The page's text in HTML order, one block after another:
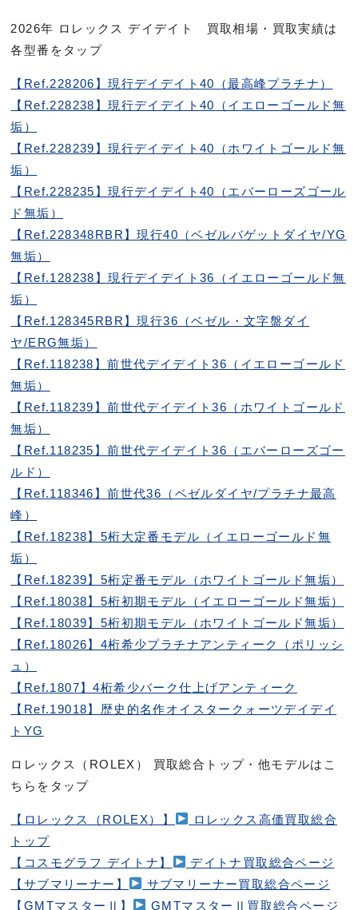
2026年 ロレックス デイデイト 買取相場・買取実績は
各型番をタップ
【Ref.228206】現行デイデイト40（最高峰プラチナ）
【Ref.228238】現行デイデイト40（イエローゴールド無
垢）
【Ref.228239】現行デイデイト40（ホワイトゴールド無
垢）
【Ref.228235】現行デイデイト40（エバーローズゴール
ド無垢）
【Ref.228348RBR】現行40（ベゼルバゲットダイヤ/YG
無垢）
【Ref.128238】現行デイデイト36（イエローゴールド無
垢）
【Ref.128345RBR】現行36（ベゼル・文字盤ダイ
ヤ/ERG無垢）
【Ref.118238】前世代デイデイト36（イエローゴールド
無垢）
【Ref.118239】前世代デイデイト36（ホワイトゴールド
無垢）
【Ref.118235】前世代デイデイト36（エバーローズゴー
ルド）
【Ref.118346】前世代36（ベゼルダイヤ/プラチナ最高
峰）
【Ref.18238】5桁大定番モデル（イエローゴールド無
垢）
【Ref.18239】5桁定番モデル（ホワイトゴールド無垢）
【Ref.18038】5桁初期モデル（イエローゴールド無垢）
【Ref.18039】5桁初期モデル（ホワイトゴールド無垢）
【Ref.18026】4桁希少プラチナアンティーク（ポリッシ
ュ）
【Ref.1807】4桁希少バーク仕上げアンティーク
【Ref.19018】歴史的名作オイスタークォーツデイデイ
トYG
ロレックス（ROLEX） 買取総合トップ・他モデルはこ
ちらをタップ
【ロレックス（ROLEX）】
ロレックス高価買取総合
トップ
【コスモグラフ デイトナ】
デイトナ買取総合ページ
【サブマリーナー】
サブマリーナー買取総合ページ
【GMTマスターⅡ】
GMTマスターⅡ買取総合ページ